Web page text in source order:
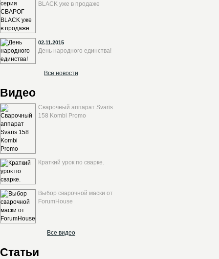
BLACK уже в продаже
02.11.2015
День народного единства!
Все новости
Видео
Сварочный аппарат Svaris
158 Kombi Promo
Краткий урок по сварке.
Выбор сварочной маски от
ForumHouse
Все видео
Статьи